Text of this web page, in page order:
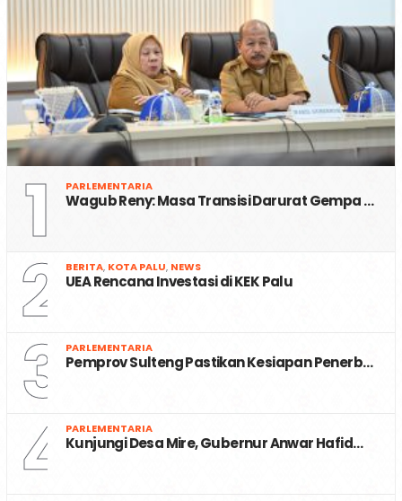
1 PARLEMENTARIA
Wagub Reny: Masa Transisi Darurat Gempa …
2 BERITA, KOTA PALU, NEWS
UEA Rencana Investasi di KEK Palu
3 PARLEMENTARIA
Pemprov Sulteng Pastikan Kesiapan Penerb…
4 PARLEMENTARIA
Kunjungi Desa Mire, Gubernur Anwar Hafid…